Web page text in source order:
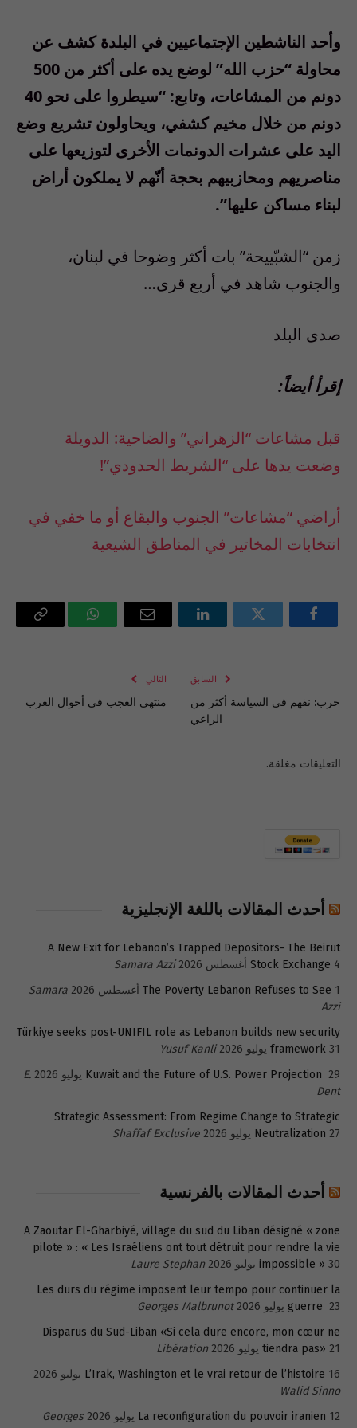
وأحد الناشطين الإجتماعيين في البلدة كشف عن
محاولة “حزب الله” لوضع يده على أكثر من 500
دونم من المشاعات، وتابع: “سيطروا على نحو 40
دونم من خلال مخيم كشفي، ويحاولون تشريع وضع
اليد على عشرات الدونمات الأخرى لتوزيعها على
مناصريهم ومحازبيهم بحجة أنّهم لا يملكون أراض
لبناء مساكن عليها”.
زمن “الشبّييحة” بات أكثر وضوحا في لبنان،
والجنوب شاهد في أربع قرى…
صدى البلد
إقرأ أيضاً:
قبل مشاعات “الزهراني” والضاحية: الدويلة
وضعت يدها على “الشريط الحدودي”!
أراضي “مشاعات” الجنوب والبقاع أو ما خفي في
انتخابات المخاتير في المناطق الشيعية
فيسبوك تويتر لينكدإن
البريد
واتساب Copy
السابق
حرب: نفهم في السياسة أكثر من
الراعي
التالي
منتهى العجب في أحوال العرب
التعليقات مغلقة.
أحدث المقالات باللغة الإنجليزية
A New Exit for Lebanon’s Trapped Depositors- The Beirut
Stock Exchange 4 أغسطس 2026
Samara Azzi
The Poverty Lebanon Refuses to See 1 أغسطس 2026
Samara
Azzi
Türkiye seeks post-UNIFIL role as Lebanon builds new security
framework 31 يوليو 2026
Yusuf Kanli
Kuwait and the Future of U.S. Power Projection 29 يوليو 2026
E.
Dent
Strategic Assessment: From Regime Change to Strategic
Neutralization 27 يوليو 2026 Shaffaf Exclusive
أحدث المقالات بالفرنسية
A Zaoutar El-Gharbiyé, village du sud du Liban désigné « zone
pilote » : « Les Israéliens ont tout détruit pour rendre la vie
impossible » 30 يوليو 2026
Laure Stephan
Les durs du régime imposent leur tempo pour continuer la
guerre 23 يوليو 2026
Georges Malbrunot
Disparus du Sud-Liban «Si cela dure encore, mon cœur ne
tiendra pas» 21 يوليو 2026
Libération
L’Irak, Washington et le vrai retour de l’histoire 16 يوليو 2026
Walid Sinno
La reconfiguration du pouvoir iranien 12 يوليو 2026
Georges